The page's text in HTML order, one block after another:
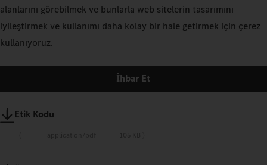
alanlarını görebilmek ve bunlarla web sitelerin tasarımını
iyileştirmek ve kullanımı daha kolay bir hale getirmek için çerez
kullanıyoruz.
İhbar Et
Etik Kodu